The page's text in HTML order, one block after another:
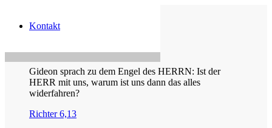
Kontakt
Gideon sprach zu dem Engel des HERRN: Ist der
HERR mit uns, warum ist uns dann das alles
widerfahren?
Richter 6,13